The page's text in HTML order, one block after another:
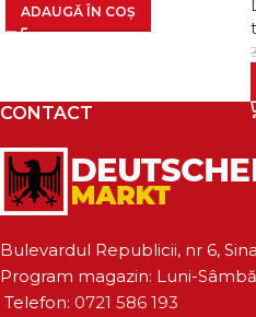
ADAUGĂ ÎN COȘ
CONTACT
Bulevardul Republicii, nr 6,
Program magazin: Luni-
Telefon: 0721 586 193